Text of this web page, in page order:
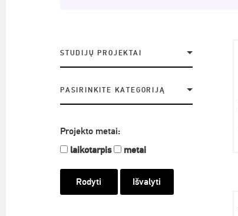
STUDIJŲ PROJEKTAI
PASIRINKITE KATEGORIJĄ
Projekto metai:
laikotarpis
metai
Išvalyti